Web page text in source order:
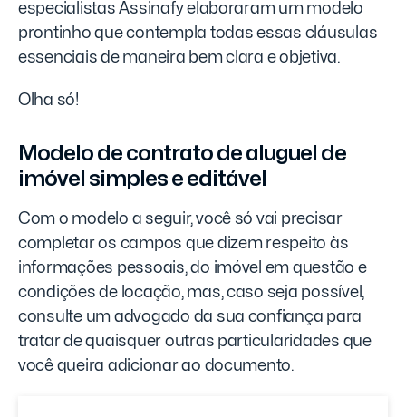
especialistas Assinafy elaboraram um modelo
prontinho que contempla todas essas cláusulas
essenciais de maneira bem clara e objetiva.
Olha só!
Modelo de contrato de aluguel de
imóvel simples e editável
Com o modelo a seguir, você só vai precisar
completar os campos que dizem respeito às
informações pessoais, do imóvel em questão e
condições de locação, mas, caso seja possível,
consulte um advogado da sua confiança para
tratar de quaisquer outras particularidades que
você queira adicionar ao documento.